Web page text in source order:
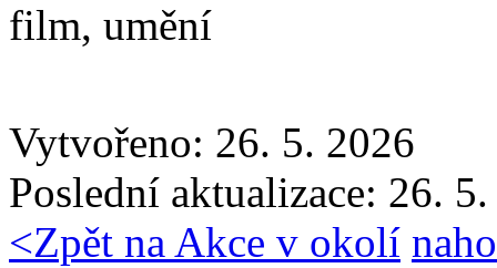
film, umění
Vytvořeno: 26. 5. 2026
Poslední aktualizace: 26.
<Zpět na Akce v okolí